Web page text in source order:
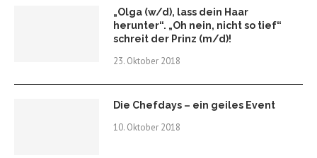
„Olga (w/d), lass dein Haar
herunter“. „Oh nein, nicht so tief“
schreit der Prinz (m/d)!
23. Oktober 2018
Die Chefdays – ein geiles Event
10. Oktober 2018